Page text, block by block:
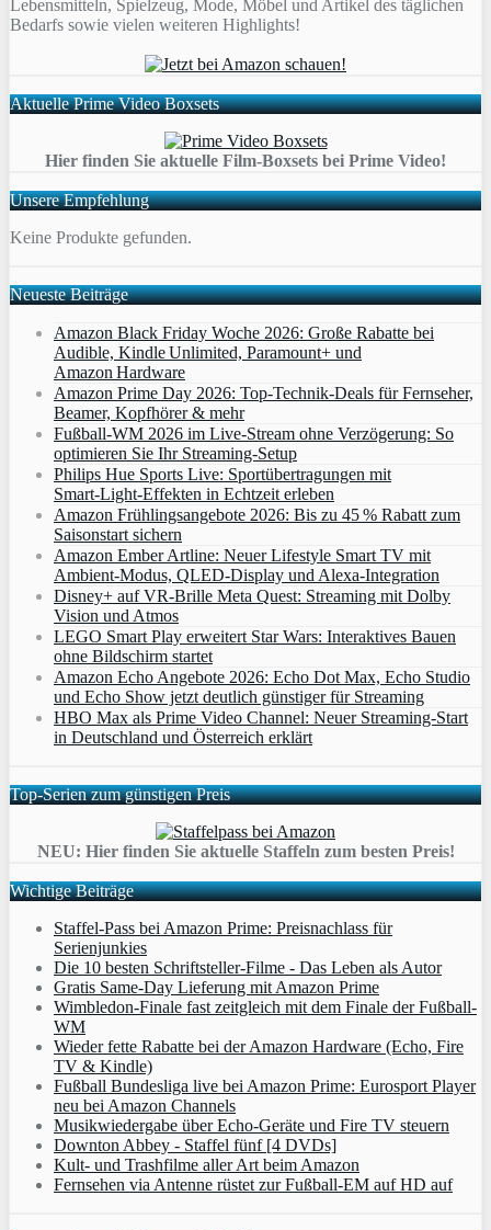
Lebensmitteln, Spielzeug, Mode, Möbel und Artikel des täglichen
Bedarfs sowie vielen weiteren Highlights!
Aktuelle Prime Video Boxsets
Hier finden Sie aktuelle Film-Boxsets bei Prime Video!
Unsere Empfehlung
Keine Produkte gefunden.
Neueste Beiträge
Amazon Black Friday Woche 2026: Große Rabatte bei
Audible, Kindle Unlimited, Paramount+ und
Amazon Hardware
Amazon Prime Day 2026: Top-Technik-Deals für Fernseher,
Beamer, Kopfhörer & mehr
Fußball-WM 2026 im Live-Stream ohne Verzögerung: So
optimieren Sie Ihr Streaming-Setup
Philips Hue Sports Live: Sportübertragungen mit
Smart‑Light‑Effekten in Echtzeit erleben
Amazon Frühlingsangebote 2026: Bis zu 45 % Rabatt zum
Saisonstart sichern
Amazon Ember Artline: Neuer Lifestyle Smart TV mit
Ambient‑Modus, QLED‑Display und Alexa‑Integration
Disney+ auf VR-Brille Meta Quest: Streaming mit Dolby
Vision und Atmos
LEGO Smart Play erweitert Star Wars: Interaktives Bauen
ohne Bildschirm startet
Amazon Echo Angebote 2026: Echo Dot Max, Echo Studio
und Echo Show jetzt deutlich günstiger für Streaming
HBO Max als Prime Video Channel: Neuer Streaming‑Start
in Deutschland und Österreich erklärt
Top-Serien zum günstigen Preis
NEU: Hier finden Sie aktuelle Staffeln zum besten Preis!
Wichtige Beiträge
Staffel-Pass bei Amazon Prime: Preisnachlass für
Serienjunkies
Die 10 besten Schriftsteller-Filme - Das Leben als Autor
Gratis Same-Day Lieferung mit Amazon Prime
Wimbledon-Finale fast zeitgleich mit dem Finale der Fußball-
WM
Wieder fette Rabatte bei der Amazon Hardware (Echo, Fire
TV & Kindle)
Fußball Bundesliga live bei Amazon Prime: Eurosport Player
neu bei Amazon Channels
Musikwiedergabe über Echo-Geräte und Fire TV steuern
Downton Abbey - Staffel fünf [4 DVDs]
Kult- und Trashfilme aller Art beim Amazon
Fernsehen via Antenne rüstet zur Fußball-EM auf HD auf